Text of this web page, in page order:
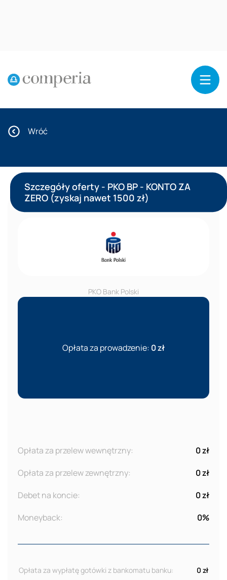
Wróć
Szczegóły oferty - PKO BP - KONTO ZA
ZERO (zyskaj nawet 1500 zł)
PKO Bank Polski
Opłata za prowadzenie: 0 zł
Opłata za przelew wewnętrzny:
0 zł
Opłata za przelew zewnętrzny:
0 zł
Debet na koncie:
0 zł
Moneyback:
0%
Opłata za wypłatę gotówki z bankomatu banku: 0 zł